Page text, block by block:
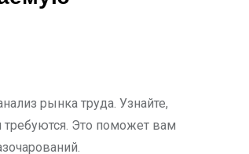
рынка труда. Узнайте,
Это поможет вам